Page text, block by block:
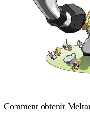
Comment obtenir